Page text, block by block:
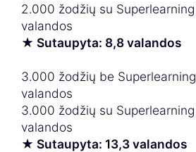
2.000 žodžių su
valandos
★ Sutaupyta: 8,8 valandos
3.000 žodžių be
valandos
3.000 žodžių su
valandos
★ Sutaupyta: 13,3 valandos